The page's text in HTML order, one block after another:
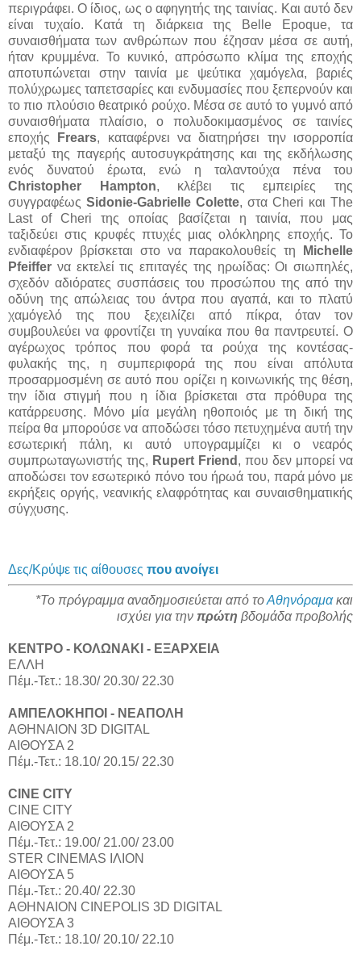
περιγράφει. Ο ίδιος, ως ο αφηγητής της ταινίας. Και αυτό δεν
είναι τυχαίο. Κατά τη διάρκεια της Belle Epoque, τα
συναισθήματα των ανθρώπων που έζησαν μέσα σε αυτή,
ήταν κρυμμένα. Το κυνικό, απρόσωπο κλίμα της εποχής
αποτυπώνεται στην ταινία με ψεύτικα χαμόγελα, βαριές
πολύχρωμες ταπετσαρίες και ενδυμασίες που ξεπερνούν και
το πιο πλούσιο θεατρικό ρούχο. Μέσα σε αυτό το γυμνό από
συναισθήματα πλαίσιο, ο πολυδοκιμασμένος σε ταινίες
εποχής
Frears, καταφέρνει να διατηρήσει την ισορροπία
μεταξύ της παγερής αυτοσυγκράτησης και της εκδήλωσης
ενός δυνατού έρωτα, ενώ η ταλαντούχα πένα του
Christopher Hampton, κλέβει τις εμπειρίες της
συγγραφέως Sidonie-Gabrielle Colette, στα Cheri και The
Last of Cheri της οποίας βασίζεται η ταινία, που μας
ταξιδεύει στις κρυφές πτυχές μιας ολόκληρης εποχής. Το
ενδιαφέρον βρίσκεται στο να παρακολουθείς τη
Michelle
Pfeiffer να εκτελεί τις επιταγές της ηρωίδας: Οι σιωπηλές,
σχεδόν αδιόρατες συσπάσεις του προσώπου της από την
οδύνη της απώλειας του άντρα που αγαπά, και το πλατύ
χαμόγελό της που ξεχειλίζει από πίκρα, όταν τον
συμβουλεύει να φροντίζει τη γυναίκα που θα παντρευτεί. Ο
αγέρωχος τρόπος που φορά τα ρούχα της κοντέσας-
φυλακής της, η συμπεριφορά της που είναι απόλυτα
προσαρμοσμένη σε αυτό που ορίζει η κοινωνικής της θέση,
την ίδια στιγμή που η ίδια βρίσκεται στα πρόθυρα της
κατάρρευσης. Μόνο μία μεγάλη ηθοποιός με τη δική της
πείρα θα μπορούσε να αποδώσει τόσο πετυχημένα αυτή την
εσωτερική πάλη, κι αυτό υπογραμμίζει κι ο νεαρός
συμπρωταγωνιστής της, Rupert Friend , που δεν μπορεί να
αποδώσει τον εσωτερικό πόνο του ήρωά του, παρά μόνο με
εκρήξεις οργής, νεανικής ελαφρότητας και συναισθηματικής
σύγχυσης.
Δες/Κρύψε τις αίθουσες που ανοίγει
*Το πρόγραμμα αναδημοσιεύεται από τοΑθηνόραμακαι
ισχύει για την πρώτη βδομάδα προβολής
ΚΕΝΤΡΟ - ΚΟΛΩΝΑΚΙ - ΕΞΑΡΧΕΙΑ
ΕΛΛΗ
Πέμ.-Τετ.: 18.30/ 20.30/ 22.30
ΑΜΠΕΛΟΚΗΠΟΙ - ΝΕΑΠΟΛΗ
ΑΘΗΝΑΙΟΝ 3D DIGITAL
ΑΙΘΟΥΣΑ 2
Πέμ.-Τετ.: 18.10/ 20.15/ 22.30
CINE CITY
CINE CITY
ΑΙΘΟΥΣΑ 2
Πέμ.-Τετ.: 19.00/ 21.00/ 23.00
STER CINEMAS ΙΛΙΟΝ
ΑΙΘΟΥΣΑ 5
Πέμ.-Τετ.: 20.40/ 22.30
ΑΘΗΝΑΙΟΝ CINEPOLIS 3D DIGITAL
ΑΙΘΟΥΣΑ 3
Πέμ.-Τετ.: 18.10/ 20.10/ 22.10